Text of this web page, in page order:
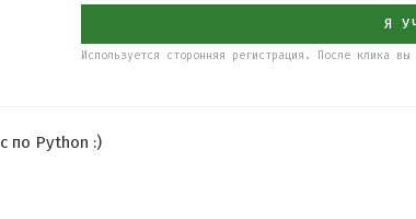
Я
Используется сторонняя регистрация. После клика
по Python :)